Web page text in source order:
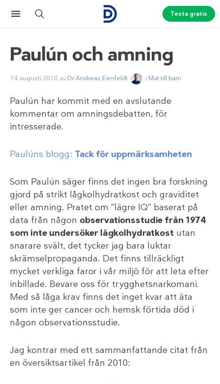
Testa gratis
Paulún och amning
14 augusti 2010 av Dr Andreas Eenfeldt i Mat till barn
Paulún har kommit med en avslutande
kommentar om amningsdebatten, för
intresserade.
Paulúns blogg: Tack för uppmärksamheten
Som Paulún säger finns det ingen bra forskning
gjord på strikt lågkolhydratkost och graviditet
eller amning. Pratet om ”lägre IQ” baserat på
data från någon observationsstudie från 1974
som inte undersöker lågkolhydratkost utan
snarare svält, det tycker jag bara luktar
skrämselpropaganda. Det finns tillräckligt
mycket verkliga faror i vår miljö för att leta efter
inbillade. Bevare oss för trygghetsnarkomani.
Med så låga krav finns det inget kvar att äta
som inte ger cancer och hemsk förtida död i
någon observationsstudie.
Jag kontrar med ett sammanfattande citat från
en översiktsartikel från 2010: